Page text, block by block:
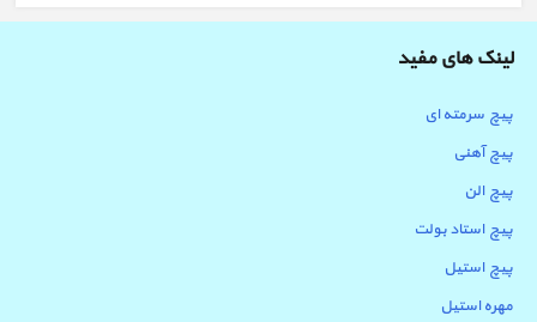
لینک های مفید
پیچ سرمته ای
پیچ آهنی
پیچ الن
پیچ استاد بولت
پیچ استیل
مهره استیل